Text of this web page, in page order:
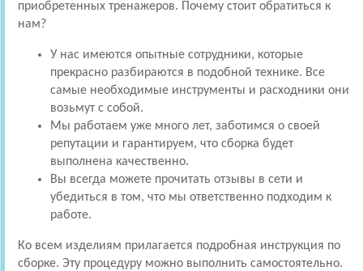
приобретенных тренажеров. Почему стоит обратиться к
нам?
У нас имеются опытные сотрудники, которые
прекрасно разбираются в подобной технике. Все
самые необходимые инструменты и расходники они
возьмут с собой.
Мы работаем уже много лет, заботимся о своей
репутации и гарантируем, что сборка будет
выполнена качественно.
Вы всегда можете прочитать отзывы в сети и
убедиться в том, что мы ответственно подходим к
работе.
Ко всем изделиям прилагается подробная инструкция по
сборке. Эту процедуру можно выполнить самостоятельно.